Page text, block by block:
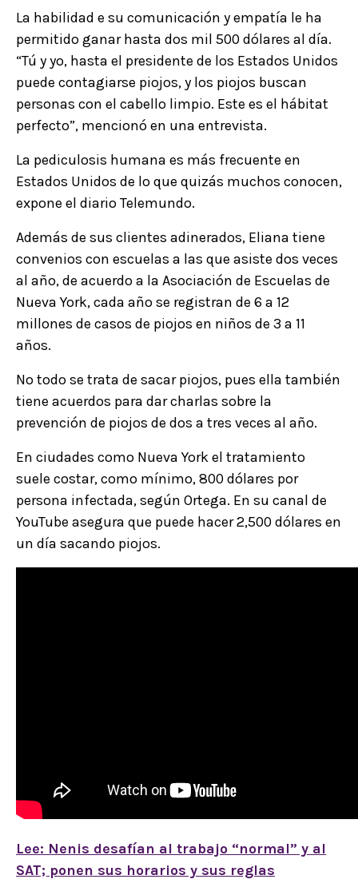
La habilidad e su comunicación y empatía le ha
permitido ganar hasta dos mil 500 dólares al día.
“Tú y yo, hasta el presidente de los Estados Unidos
puede contagiarse piojos, y los piojos buscan
personas con el cabello limpio. Este es el hábitat
perfecto”, mencionó en una entrevista.
La pediculosis humana es más frecuente en
Estados Unidos de lo que quizás muchos conocen,
expone el diario Telemundo.
Además de sus clientes adinerados, Eliana tiene
convenios con escuelas a las que asiste dos veces
al año, de acuerdo a la Asociación de Escuelas de
Nueva York, cada año se registran de 6 a 12
millones de casos de piojos en niños de 3 a 11
años.
No todo se trata de sacar piojos, pues ella también
tiene acuerdos para dar charlas sobre la
prevención de piojos de dos a tres veces al año.
En ciudades como Nueva York el tratamiento
suele costar, como mínimo, 800 dólares por
persona infectada, según Ortega. En su canal de
YouTube asegura que puede hacer 2,500 dólares en
un día sacando piojos.
Lee: Nenis desafían al trabajo “normal” y al
SAT; ponen sus horarios y sus reglas